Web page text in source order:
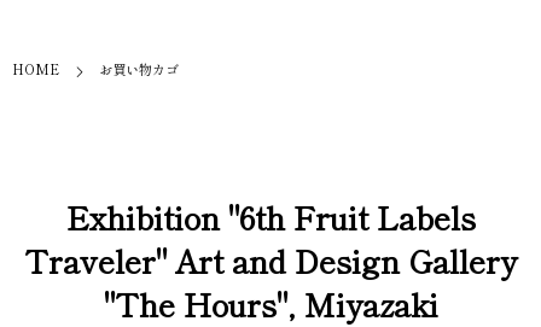
HOME お買い物カゴ
Exhibition "6th Fruit Labels
Traveler" Art and Design Gallery
"The Hours", Miyazaki